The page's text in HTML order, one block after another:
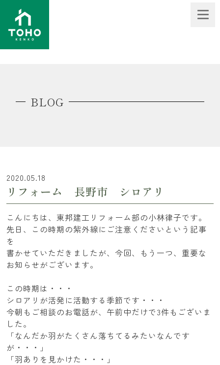
BLOG
2020.05.18
リフォーム 長野市 シロアリ
こんにちは、東邦建工リフォーム部の小林律子です。
先日、この時期の紫外線にご注意くださいという記事
を
書かせていただきましたが、今回、もう一つ、重要な
お知らせがございます。
この時期は・・・
シロアリが活発に活動する季節です・・・
今朝もご相談のお電話が、午前中だけで3件もございま
した。
「なんだか羽がたくさん落ちてるみたいなんです
が・・・」
「羽ありを見かけた・・・」